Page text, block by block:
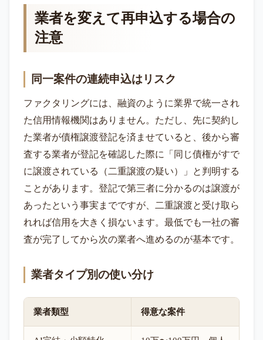
業者を変えて再申込する場合の
注意
同一案件の連続申込はリスク
ファクタリングには、融資のように業界で統一され
た信用情報機関はありません。ただし、先に契約し
た業者が債権譲渡登記を済ませていると、後から審
査する業者が登記を確認した際に「同じ債権がすで
に譲渡されている（二重譲渡の疑い）」と判明する
ことがあります。登記で第三者に分かるのは譲渡が
あったという事実までですが、二重譲渡と受け取ら
れれば信用を大きく損ないます。最低でも一社の審
査が完了してから次の業者へ進めるのが基本です。
業者タイプ別の使い分け
業者類型 得意な案件